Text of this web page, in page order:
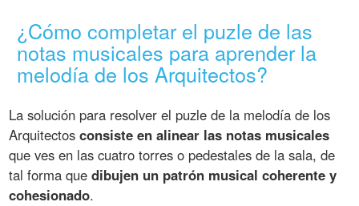
¿Cómo completar el puzle de las
notas musicales para aprender la
melodía de los Arquitectos?
La solución para resolver el puzle de la melodía de los
Arquitectosconsiste en alinear las notas musicales
que ves en las cuatro torres o pedestales de la sala, de
tal forma quedibujen un patrón musical coherente y
cohesionado.